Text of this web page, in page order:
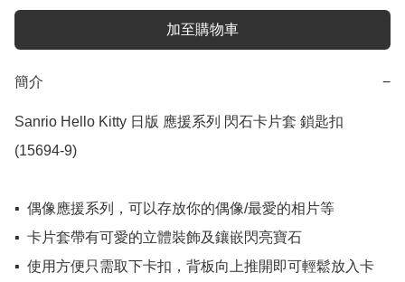
加至購物車
簡介 −
Sanrio Hello Kitty 日版 應援系列 閃石卡片套 鎖匙扣
(15694-9)
▪️  偶像應援系列，可以存放你的偶像/最愛的相片等
▪️  卡片套帶有可愛的立體裝飾及鑲嵌閃亮寶石
▪️  使用方便只需取下卡扣，背板向上推開即可輕鬆放入卡